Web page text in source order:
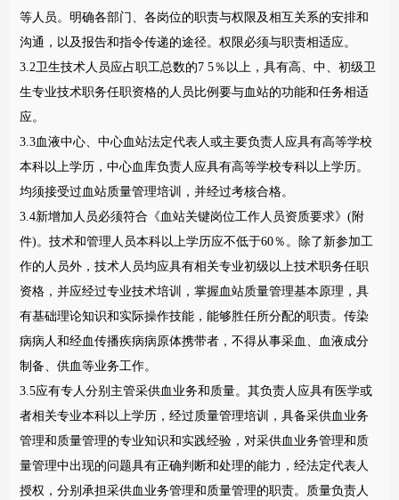
等人员。明确各部门、各岗位的职责与权限及相互关系的安排和
沟通，以及报告和指令传递的途径。权限必须与职责相适应。
3.2卫生技术人员应占职工总数的7 5％以上，具有高、中、初级卫
生专业技术职务任职资格的人员比例要与血站的功能和任务相适
应。
3.3血液中心、中心血站法定代表人或主要负责人应具有高等学校
本科以上学历，中心血库负责人应具有高等学校专科以上学历。
均须接受过血站质量管理培训，并经过考核合格。
3.4新增加人员必须符合《血站关键岗位工作人员资质要求》(附
件)。技术和管理人员本科以上学历应不低于60％。除了新参加工
作的人员外，技术人员均应具有相关专业初级以上技术职务任职
资格，并应经过专业技术培训，掌握血站质量管理基本原理，具
有基础理论知识和实际操作技能，能够胜任所分配的职责。传染
病病人和经血传播疾病病原体携带者，不得从事采血、血液成分
制备、供血等业务工作。
3.5应有专人分别主管采供血业务和质量。其负责人应具有医学或
者相关专业本科以上学历，经过质量管理培训，具备采供血业务
管理和质量管理的专业知识和实践经验，对采供血业务管理和质
量管理中出现的问题具有正确判断和处理的能力，经法定代表人
授权，分别承担采供血业务管理和质量管理的职责。质量负责人